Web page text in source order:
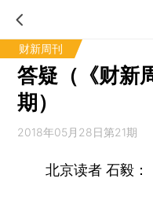
财新周刊
答疑（《财新
期）
2018年05月28日第21期
北京读者 石毅：